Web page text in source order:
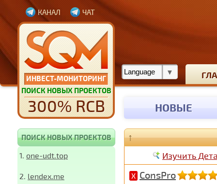
ИНВЕСТ-МОНИТОРИНГ
ПОИСК НОВЫХ ПРОЕКТОВ
300% RCB
КАНАЛ ЧАТ
НОВЫЕ
ПОИСК НОВЫХ ПРОЕКТОВ
1. one-udt.top
2. lendex.me
↑
Изучить
X ConsPro